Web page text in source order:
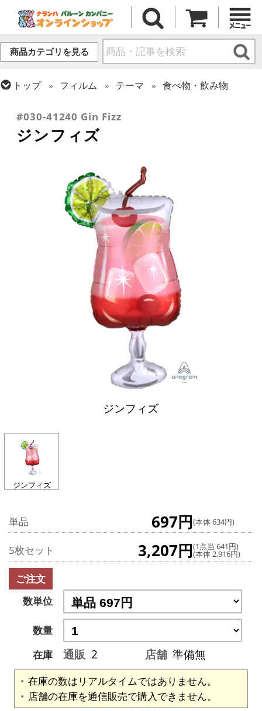
商品カテゴリを見る
トップ フィルム テーマ
食べ物・飲み物
#030-41240 Gin Fizz
ジンフィズ
ジンフィズ
ジンフィズ
単品 697円(本体 634円)
5枚セット 3,207円(1点当 641円)
(本体 2,916円)
ご注文
数単位
数量
在庫
通販 2 店舗 準備無
在庫の数はリアルタイムではありません。
店舗の在庫を通信販売で購入できません。